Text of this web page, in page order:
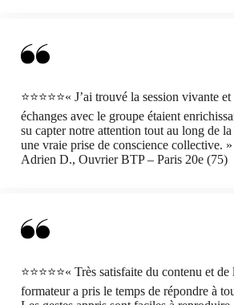
⭐⭐⭐⭐⭐« J’ai trouvé la session vivante
échanges avec le groupe étaient
su capter notre attention tout au long de
une vraie prise de conscience collective. »
Adrien D., Ouvrier BTP – Paris 20e (75)
⭐⭐⭐⭐⭐« Très satisfaite du contenu et
formateur a pris le temps de répondre à